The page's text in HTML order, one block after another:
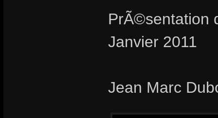
PrÃ©sentation
Janvier 2011
Jean Marc